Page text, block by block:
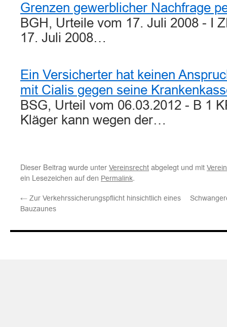
Grenzen gewerblicher Nachfrage
BGH, Urteile vom 17. Juli 2008 - I
17. Juli 2008…
Ein Versicherter hat keinen
mit Cialis gegen seine
BSG, Urteil vom 06.03.2012 - B 1
Kläger kann wegen der…
Dieser Beitrag wurde unter Vereinsrecht abgelegt und mit
ein Lesezeichen auf den Permalink.
← Zur Verkehrssicherungspflicht hinsichtlich eines
Bauzaunes